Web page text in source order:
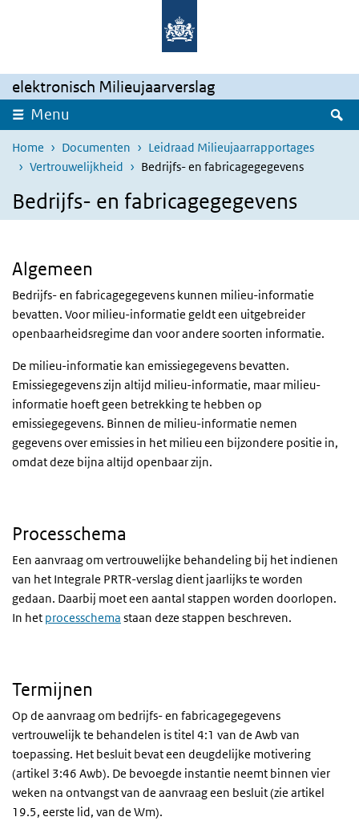
Overslaan en naar de inhoud gaan
elektronisch Milieujaarverslag
Menu
Home Documenten
Leidraad Milieujaarrapportages
Vertrouwelijkheid
Bedrijfs- en fabricagegegevens
Bedrijfs- en fabricagegegevens
Algemeen
Bedrijfs- en fabricagegegevens kunnen milieu-informatie
bevatten. Voor milieu-informatie geldt een uitgebreider
openbaarheidsregime dan voor andere soorten informatie.
De milieu-informatie kan emissiegegevens bevatten.
Emissiegegevens zijn altijd milieu-informatie, maar milieu-
informatie hoeft geen betrekking te hebben op
emissiegegevens. Binnen de milieu-informatie nemen
gegevens over emissies in het milieu een bijzondere positie in,
omdat deze bijna altijd openbaar zijn.
Processchema
Een aanvraag om vertrouwelijke behandeling bij het indienen
van het Integrale PRTR-verslag dient jaarlijks te worden
gedaan. Daarbij moet een aantal stappen worden doorlopen.
In het processchema staan deze stappen beschreven.
Termijnen
Op de aanvraag om bedrijfs- en fabricagegegevens
vertrouwelijk te behandelen is titel 4:1 van de Awb van
toepassing. Het besluit bevat een deugdelijke motivering
(artikel 3:46 Awb). De bevoegde instantie neemt binnen vier
weken na ontvangst van de aanvraag een besluit (zie artikel
19.5, eerste lid, van de Wm).